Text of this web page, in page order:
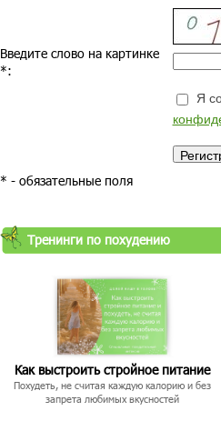
Введите слово на картинке
*:
Я
* - обязательные поля
Тренинги по похудению
Как выстроить стройное питание
Похудеть, не считая каждую калорию и без
запрета любимых вкусностей